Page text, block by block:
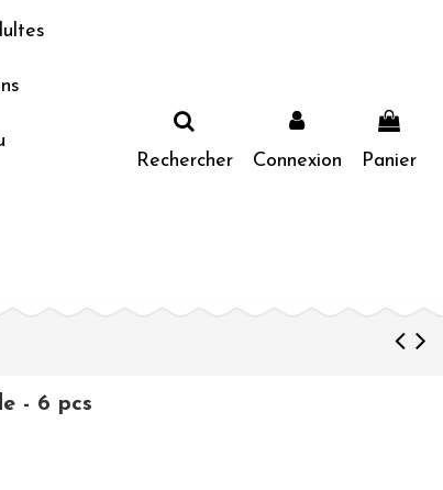
Rechercher Connexion Panier
- 6 pcs